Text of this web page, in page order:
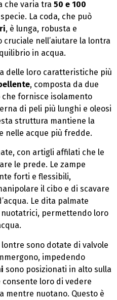
che varia tra 50 e 100
La coda, che può
, è lunga, robusta e
cruciale nell’aiutare la lontra
in acqua.
delle loro caratteristiche più
, composta da due
fornisce isolamento
di peli più lunghi e oleosi
struttura mantiene la
nelle acque più fredde.
con artigli affilati che le
le prede. Le zampe
forti e flessibili,
il cibo e di scavare
Le dita palmate
permettendo loro
lontre sono dotate di valvole
impedendo
sono posizionati in alto sulla
loro di vedere
mentre nuotano. Questo è